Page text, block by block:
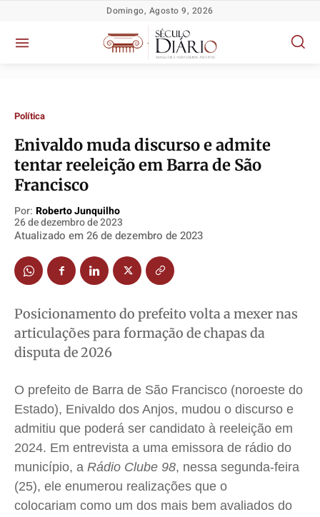
Política
TV Século
Educação
Meio Ambiente
Saúde
Cidades
Economia
Colunas
Caetano Roque
Gustavo Bastos
Jr Mignone (in memorian)
Política
TV Século
Educação
Meio Ambiente
Saúde
Cidades
Economia
Colunas
Caetano Roque
Gustavo Bastos
Jr Mignone (in memorian)
Política
TV Século
Educação
Meio Ambiente
Saúde
Cidades
Economia
Colunas
Caetano Roque
Gustavo Bastos
Jr Mignone (in memorian)
Política
TV Século
Educação
Meio Ambiente
Saúde
Cidades
Economia
Colunas
Caetano Roque
Gustavo Bastos
Jr Mignone (in memorian)
Domingo, Agosto 9, 2026
Política
Enivaldo muda discurso e admite
tentar reeleição em Barra de São
Francisco
Por: Roberto Junquilho
26 de dezembro de 2023
Atualizado em 26 de dezembro de 2023
Posicionamento do prefeito volta a mexer nas
articulações para formação de chapas da
disputa de 2026
O prefeito de Barra de São Francisco (noroeste do
Estado), Enivaldo dos Anjos, mudou o discurso e
admitiu que poderá ser candidato à reeleição em
2024. Em entrevista a uma emissora de rádio do
município, a Rádio Clube 98, nessa segunda-feira
(25), ele enumerou realizações que o
colocariam como um dos mais bem avaliados do